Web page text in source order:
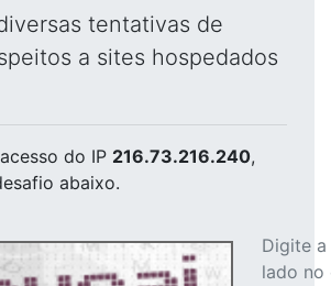
tentativas de
a sites hospedados
do IP 216.73.216.240,
abaixo.
Digite
lado no